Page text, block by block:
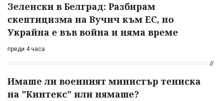
Зеленски в Белград: Разбирам
скептицизма на Вучич към ЕС, но
Украйна е във война и няма време
преди 4 часа
Имаше ли военният министър тениска
на "Кинтекс" или нямаше?